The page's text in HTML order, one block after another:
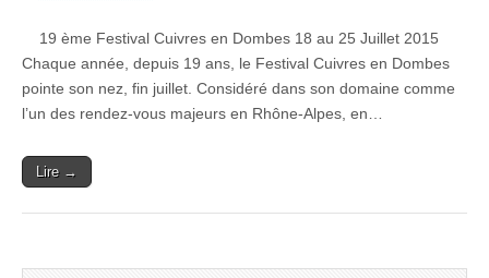
Dombes
festival
19 ème Festival Cuivres en Dombes 18 au 25 Juillet 2015
Chaque année, depuis 19 ans, le Festival Cuivres en Dombes
pointe son nez, fin juillet. Considéré dans son domaine comme
l’un des rendez-vous majeurs en Rhône-Alpes, en…
Lire →